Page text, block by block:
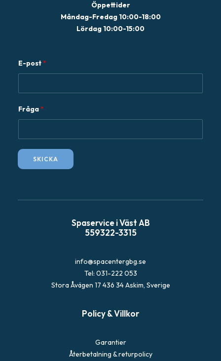
Öppettider
Måndag-Fredag 10:00-18:00
Lördag 10:00-15:00
E-post*
g
a
E
o
Fråga*
SKICKA
Spaservice i Väst AB
559322-3315
info@spacentergbg.se
Tel: 031-222 053
Stora Åvägen 17 436 34 Askim, Sverige
Policy & Villkor
Garantier
Återbetalning & returpolicy